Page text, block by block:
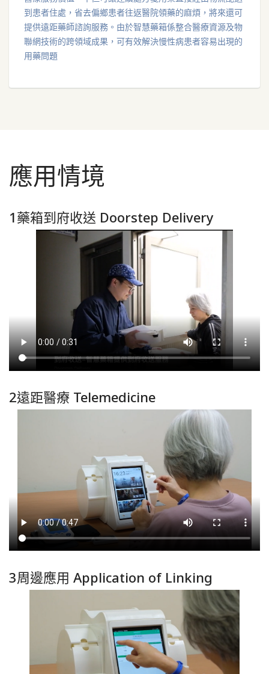
到患者住處，省去偏鄉患者往返醫院領藥的麻煩，將來還可
提供遠距藥師諮詢服務。由於智慧藥箱係整合醫療資源及物
聯網技術的跨領域成果，可有效解決慢性病患者容易出現的
用藥問題
應用情境
1藥箱到府收送 Doorstep Delivery
2遠距醫療 Telemedicine
3周邊應用 Application of Linking